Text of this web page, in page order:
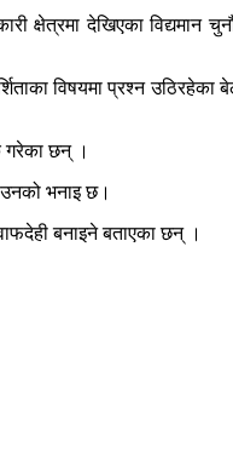
देखिएका विद्यमान
विषयमा प्रश्न
गरेका छन् ।
उनको भनाइ छ।
बनाइने बताएका छन् ।